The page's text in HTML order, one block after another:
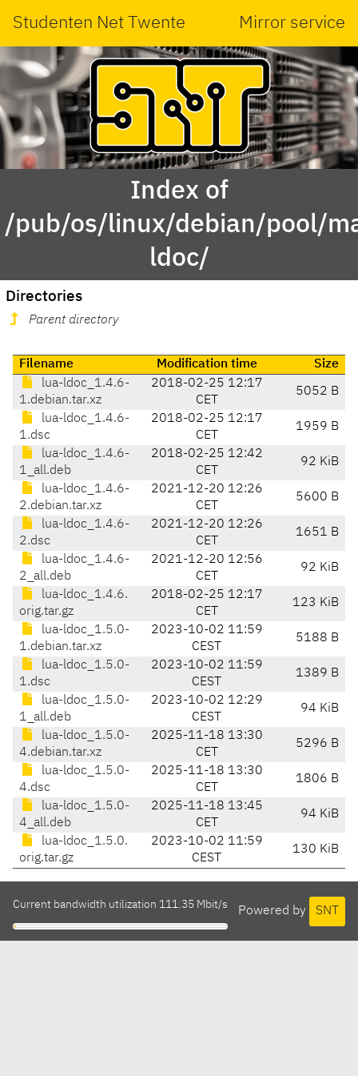
Studenten Net Twente Mirror service
Index of
/pub/os/linux/debian/pool/
ldoc/
Directories
Parent directory
Filename Modification time
Size
lua-ldoc_1.4.6-
1.debian.tar.xz
2018-02-25 12:17
CET
5052 B
lua-ldoc_1.4.6-
1.dsc
2018-02-25 12:17
CET
1959 B
lua-ldoc_1.4.6-
1_all.deb
2018-02-25 12:42
CET
92 KiB
lua-ldoc_1.4.6-
2.debian.tar.xz
2021-12-20 12:26
CET
5600 B
lua-ldoc_1.4.6-
2.dsc
2021-12-20 12:26
CET
1651 B
lua-ldoc_1.4.6-
2_all.deb
2021-12-20 12:56
CET
92 KiB
lua-ldoc_1.4.6.
orig.tar.gz
2018-02-25 12:17
CET
123 KiB
lua-ldoc_1.5.0-
1.debian.tar.xz
2023-10-02 11:59
CEST
5188 B
lua-ldoc_1.5.0-
1.dsc
2023-10-02 11:59
CEST
1389 B
lua-ldoc_1.5.0-
1_all.deb
2023-10-02 12:29
CEST
94 KiB
lua-ldoc_1.5.0-
4.debian.tar.xz
2025-11-18 13:30
CET
5296 B
lua-ldoc_1.5.0-
4.dsc
2025-11-18 13:30
CET
1806 B
lua-ldoc_1.5.0-
4_all.deb
2025-11-18 13:45
CET
94 KiB
lua-ldoc_1.5.0.
orig.tar.gz
2023-10-02 11:59
CEST
130 KiB
Powered by SNT
Current bandwidth utilization 111.35 Mbit/s